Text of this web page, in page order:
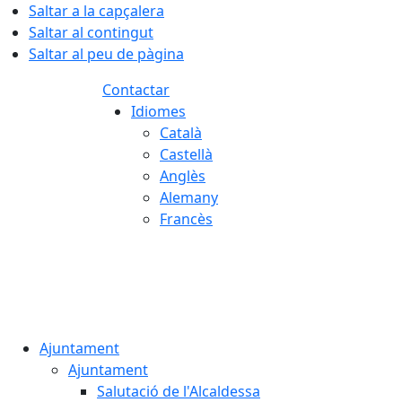
Saltar a la capçalera
Saltar al contingut
Saltar al peu de pàgina
Contactar
Idiomes
Català
Castellà
Anglès
Alemany
Francès
Ajuntament
Ajuntament
Salutació de l'Alcaldessa